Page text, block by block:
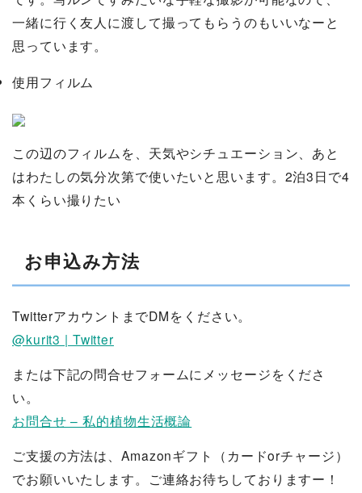
一緒に行く友人に渡して撮ってもらうのもいいなーと
思っています。
使用フィルム
この辺のフィルムを、天気やシチュエーション、あと
はわたしの気分次第で使いたいと思います。2泊3日で4
本くらい撮りたい
お申込み方法
TwitterアカウントまでDMをください。
@kurit3 | Twitter
または下記の問合せフォームにメッセージをくださ
い。
お問合せ – 私的植物生活概論
ご支援の方法は、Amazonギフト（カードorチャージ）
でお願いいたします。ご連絡お待ちしておりますー！